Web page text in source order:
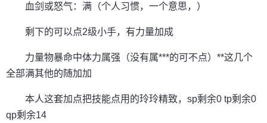
血剑或怒气：满（个人习惯，一个意思，）
剩下的可以点2级小手，有力量加成
力量物暴命中体力属强（没有属***的可不点）**这几个
全部满其他的随加加
本人这套加点把技能点用的玲玲精致，sp剩余0 tp剩余0
qp剩余14